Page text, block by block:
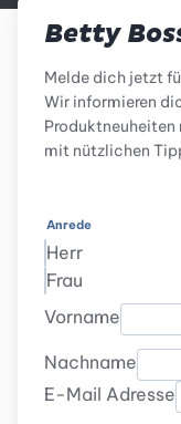
Betty
Melde dich jetzt
Wir informieren
Produktneuheiten
mit nützlichen
Anrede
Herr
Frau
Vorname
Nachname
E-Mail Adresse